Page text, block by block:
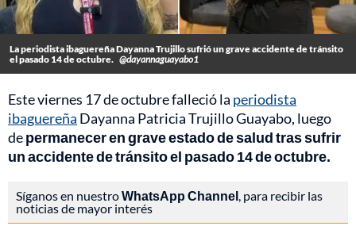
La periodista ibaguereña Dayanna Trujillo sufrió un grave accidente de tránsito
el pasado 14 de octubre. @dayannaguayabo1
Este viernes 17 de octubre falleció la periodista
ibaguereña Dayanna Patricia Trujillo Guayabo, luego
depermanecer en grave estado de salud tras sufrir
un accidente de tránsito el pasado 14 de octubre.
Síganos en nuestroWhatsApp Channel, para recibir las
noticias de mayor interés